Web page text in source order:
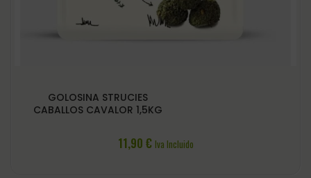
GOLOSINA STRUCIES
CABALLOS CAVALOR 1,5KG
11,90 € Iva Incluido